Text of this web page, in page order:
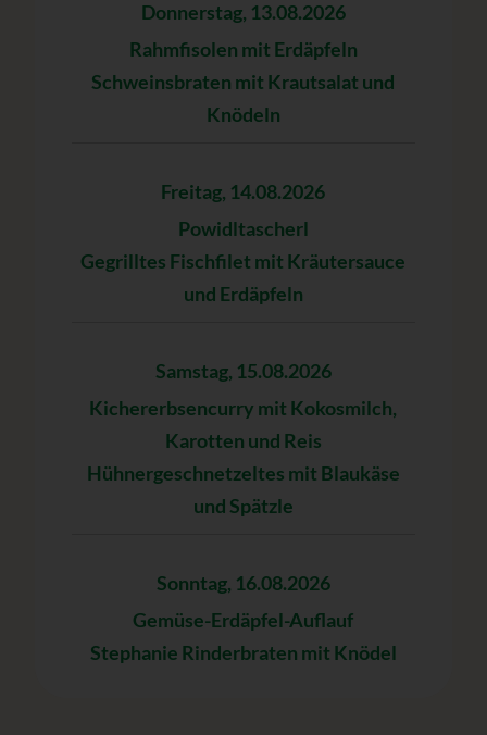
Donnerstag, 13.08.2026
Rahmfisolen mit Erdäpfeln
Schweinsbraten mit Krautsalat und
Knödeln
Freitag, 14.08.2026
Powidltascherl
Gegrilltes Fischfilet mit Kräutersauce
und Erdäpfeln
Samstag, 15.08.2026
Kichererbsencurry mit Kokosmilch,
Karotten und Reis
Hühnergeschnetzeltes mit Blaukäse
und Spätzle
Sonntag, 16.08.2026
Gemüse-Erdäpfel-Auflauf
Stephanie Rinderbraten mit Knödel